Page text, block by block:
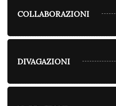
COLLABORAZIONI
DIVAGAZIONI